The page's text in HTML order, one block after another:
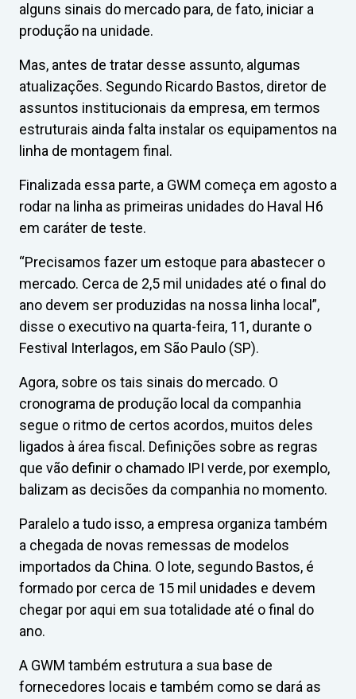
alguns sinais do mercado para, de fato, iniciar a
produção na unidade.
Mas, antes de tratar desse assunto, algumas
atualizações. Segundo Ricardo Bastos, diretor de
assuntos institucionais da empresa, em termos
estruturais ainda falta instalar os equipamentos na
linha de montagem final.
Finalizada essa parte, a GWM começa em agosto a
rodar na linha as primeiras unidades do Haval H6
em caráter de teste.
“Precisamos fazer um estoque para abastecer o
mercado. Cerca de 2,5 mil unidades até o final do
ano devem ser produzidas na nossa linha local”,
disse o executivo na quarta-feira, 11, durante o
Festival Interlagos, em São Paulo (SP).
Agora, sobre os tais sinais do mercado. O
cronograma de produção local da companhia
segue o ritmo de certos acordos, muitos deles
ligados à área fiscal. Definições sobre as regras
que vão definir o chamado IPI verde, por exemplo,
balizam as decisões da companhia no momento.
Paralelo a tudo isso, a empresa organiza também
a chegada de novas remessas de modelos
importados da China. O lote, segundo Bastos, é
formado por cerca de 15 mil unidades e devem
chegar por aqui em sua totalidade até o final do
ano.
A GWM também estrutura a sua base de
fornecedores locais e também como se dará as